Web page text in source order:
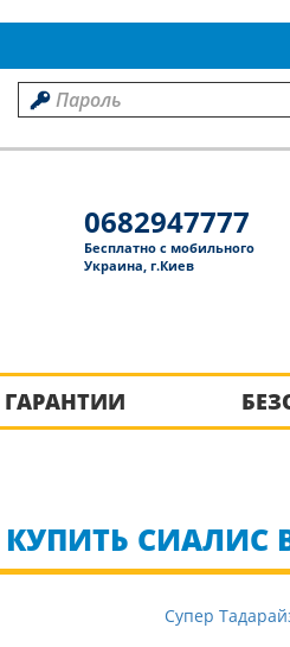
0682947777
Бесплатно с мобильного
Украина, г.Киев
ГАРАНТИИ
КУПИТЬ СИАЛИС
Супер